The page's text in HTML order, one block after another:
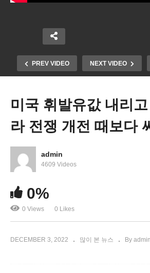
PREV VIDEO NEXT VIDEO
개정요구’
미국 휘발유값 내리고
라 전쟁 개전 때보다
admin
4609 Videos
0%
0 Views 0 Likes
DECEMBER 3, 2022 많이 본 뉴스 By admin